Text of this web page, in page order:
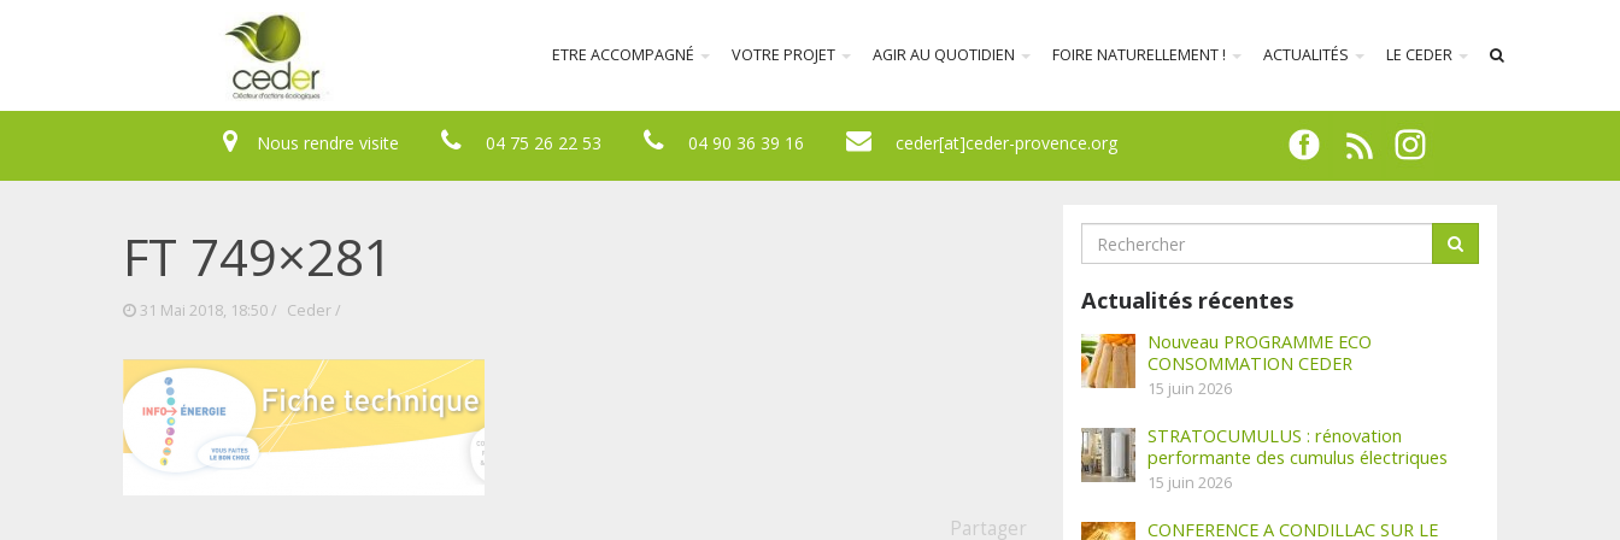
ETRE ACCOMPAGNÉ VOTRE PROJET AGIR AU QUOTIDIEN FOIRE NATURELLEMENT ! ACTUALITÉS LE CEDER
Nous rendre visite 04 75 26 22 53 04 90 36 39 16 ceder[at]ceder-provence.org
FT 749×281
31 Mai 2018, 18:50 / Ceder/
Partager
Actualités récentes
Nouveau PROGRAMME ECO
CONSOMMATION CEDER
15 juin 2026
STRATOCUMULUS : rénovation
performante des cumulus électriques
15 juin 2026
CONFERENCE A CONDILLAC SUR LE